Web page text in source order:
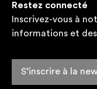
Restez connecté
Inscrivez-vous à
informations et
S’inscrire à la